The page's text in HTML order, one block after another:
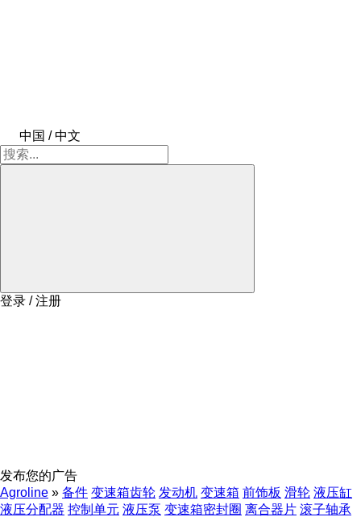
中国 / 中文
登录 / 注册
发布您的广告
Agroline » 备件 变速箱齿轮 发动机 变速箱 前饰板 滑轮 液压缸
液压分配器 控制单元 液压泵 变速箱密封圈 离合器片 滚子轴承